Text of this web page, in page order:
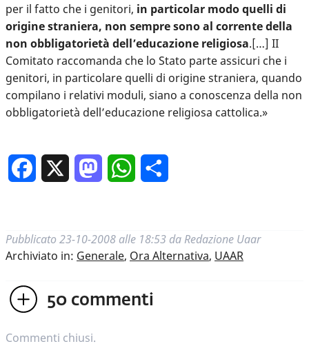
per il fatto che i genitori, in particolar modo quelli di
origine straniera, non sempre sono al corrente della
non obbligatorietà dell’educazione religiosa.[…] II
Comitato raccomanda che lo Stato parte assicuri che i
genitori, in particolare quelli di origine straniera, quando
compilano i relativi moduli, siano a conoscenza della non
obbligatorietà dell’educazione religiosa cattolica.»
Facebook MastodonWhatsApp
Pubblicato 23-10-2008 alle 18:53 da Redazione Uaar
Archiviato in: Generale, Ora Alternativa, UAAR
50 commenti
Commenti chiusi.